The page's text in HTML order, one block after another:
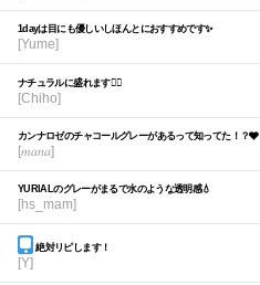
1dayは目にも優しいしほんとにおすすめです✨
[Yume]
ナチュラルに盛れます🙆‍♀️
[Chiho]
カンナロゼのチャコールグレーがあるって知ってた！？🩶
[𝑚𝑎𝑛𝑎]
YURIALのグレーがまるで水のような透明感💧
[hs_mam]
絶対リピします！
[Y]